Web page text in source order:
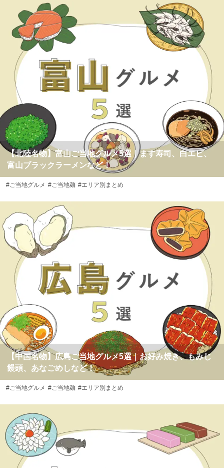
【北陸名物】富山ご当地グルメ5選｜ます寿司、白エビ、
富山ブラックラーメンなど！
#ご当地グルメ #ご当地麺 #エリア別まとめ
【中国名物】広島ご当地グルメ5選｜お好み焼き、もみじ
饅頭、あなごめしなど！
#ご当地グルメ #ご当地麺 #エリア別まとめ